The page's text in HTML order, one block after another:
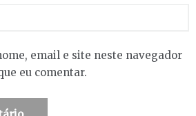
email e site neste navegador
eu comentar.